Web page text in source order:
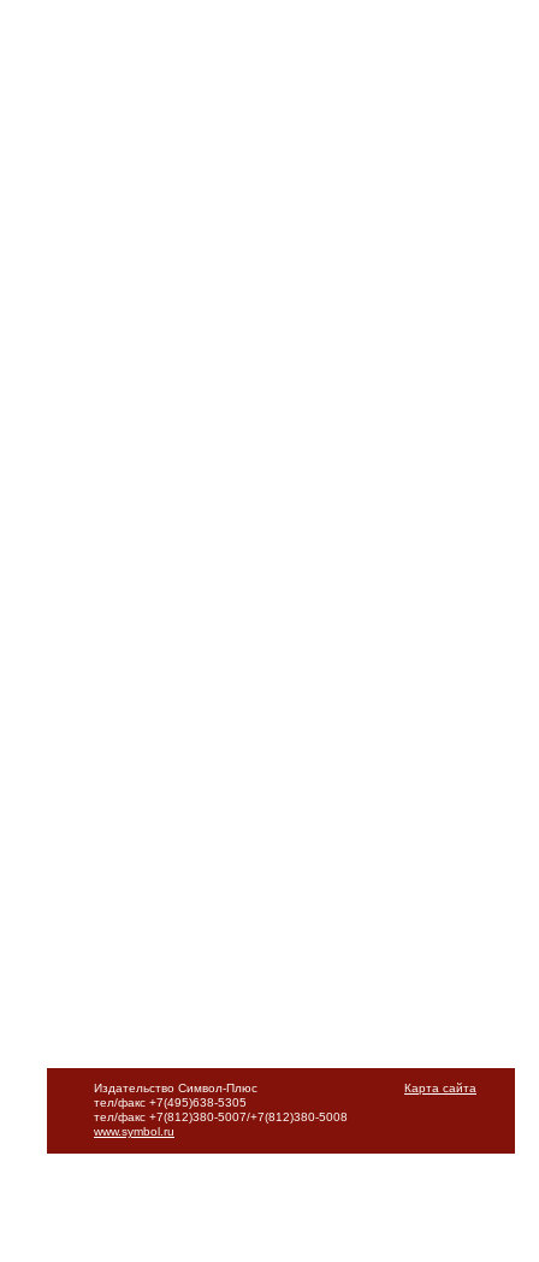
Карта сайта
Издательство Символ-Плюс
тел/факс +7(495)638-5305
тел/факс +7(812)380-5007/+7(812)380-5008
www.symbol.ru